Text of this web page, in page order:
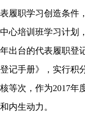
履职学习创造条件
心培训班学习计划
出台的代表履职登
记手册》，实行积
等次，作为2017年
内生动力。